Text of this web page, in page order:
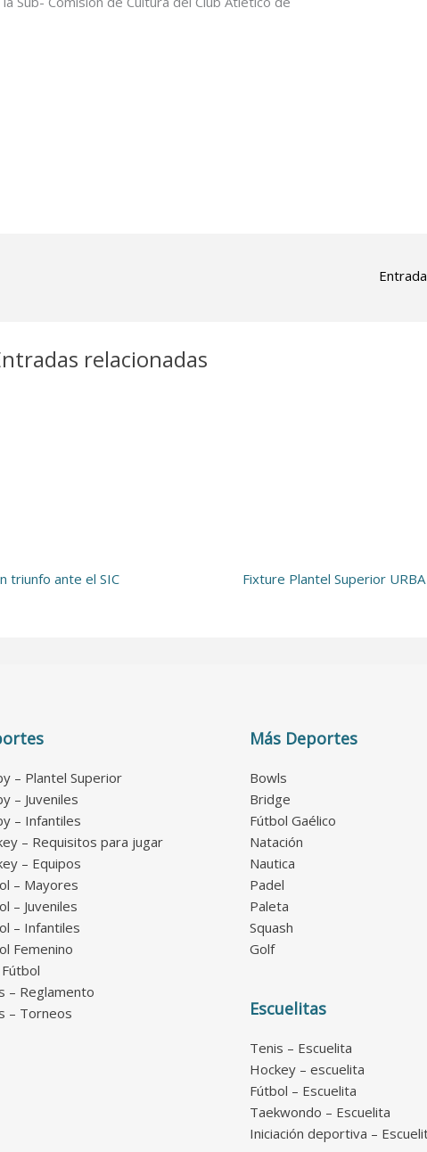
relacionadas
triunfo ante el SIC Fixture Plantel Superior
– Plantel Superior
– Juveniles
– Infantiles
– Requisitos para jugar
– Equipos
– Mayores
– Juveniles
– Infantiles
Femenino
– Reglamento
– Torneos
Más Deportes
Bowls
Bridge
Fútbol Gaélico
Natación
Nautica
Padel
Paleta
Squash
Golf
Escuelitas
Tenis – Escuelita
Hockey – escuelita
Fútbol – Escuelita
Taekwondo – Escuelita
Iniciación deportiva –